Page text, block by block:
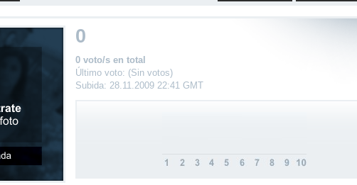
0
0 voto/s en total
Último voto: (Sin votos)
Subida: 28.11.2009 22:41 GMT